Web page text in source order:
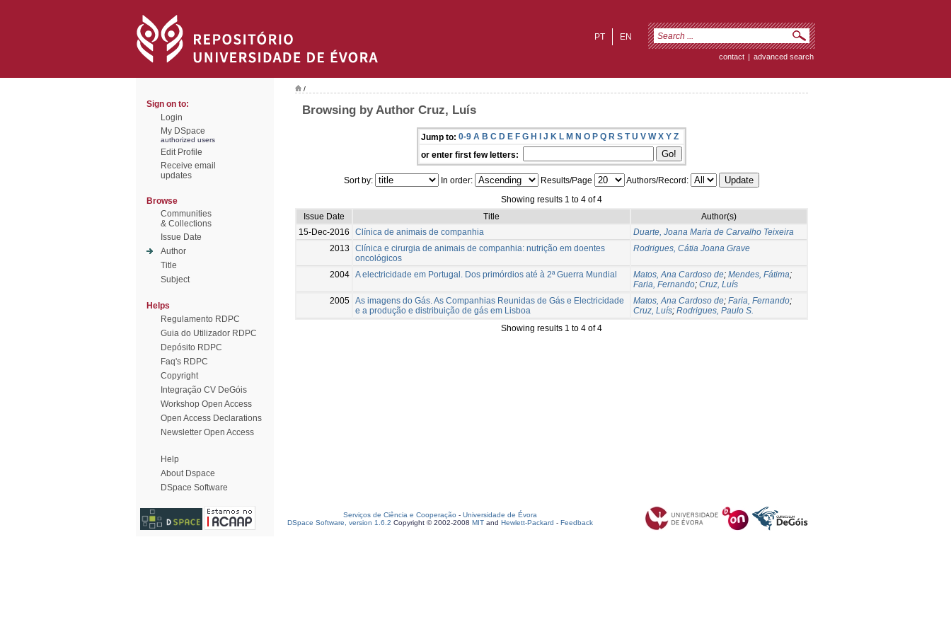
EN
PT
contact | advanced search
Sign on to:
Login
My DSpace
authorized users
Edit Profile
Receive email
updates
Browse
Communities
& Collections
Issue Date
Author
Title
Subject
Helps
Regulamento RDPC
Guia do Utilizador RDPC
Depósito RDPC
Faq's RDPC
Copyright
Integração CV DeGóis
Workshop Open Access
Open Access Declarations
Newsletter Open Access
Help
About Dspace
DSpace Software
/
Browsing by Author Cruz, Luís
Jump to: 0-9 A B C D E F G H I J K L M N O P Q R S T U V W X Y Z
or enter first few letters:
Sort by: In order: Results/Page
Authors/Record:
Showing results 1 to 4 of 4
Issue Date
Title
Author(s)
15-Dec-2016
Clínica de animais de companhia
Duarte, Joana Maria de Carvalho Teixeira
2013
Clínica e cirurgia de animais de companhia: nutrição em doentes
oncológicos
Rodrigues, Cátia Joana Grave
2004 A electricidade em Portugal. Dos primórdios até à 2ª Guerra Mundial Matos, Ana Cardoso de; Mendes, Fátima;
Faria, Fernando; Cruz, Luís
2005 As imagens do Gás. As Companhias Reunidas de Gás e Electricidade
e a produção e distribuição de gás em Lisboa
Matos, Ana Cardoso de; Faria, Fernando;
Cruz, Luís; Rodrigues, Paulo S.
Showing results 1 to 4 of 4
Serviços de Ciência e Cooperação - Universidade de Évora
DSpace Software, version 1.6.2 Copyright © 2002-2008 MIT and Hewlett-Packard - Feedback